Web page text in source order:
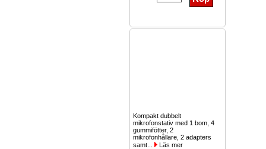
Kompakt dubbelt
mikrofonstativ med 1 bom, 4
gummifötter, 2
mikrofonhållare, 2 adapters
samt...
Läs mer